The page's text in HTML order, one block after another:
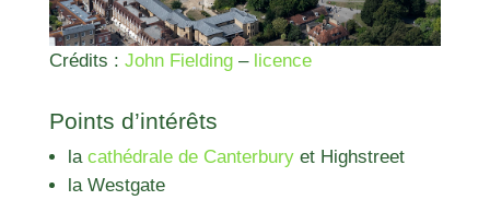
Crédits : John Fielding– licence
Points d’intérêts
la cathédrale de Canterburyet Highstreet
la Westgate